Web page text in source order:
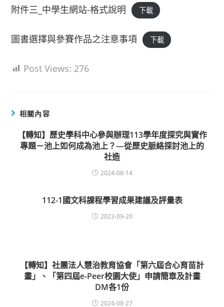
附件三_中學生網站-格式說明 下載
圖書選擇與參賽作品之注意事項 下載
Post Views: 276
相關內容
【轉知】歷史學科中心參與辦理113學年度探究與實作
專題－池上如何成為池上？—從歷史脈絡探討池上的
社造
2024-08-14
112-1國文科課程學習成果建議及評量表
2023-09-20
【轉知】社團法人慧治教育協會「第六屆合心育苗計
畫」、「第四屆e-Peer校園大使」申請簡章及計畫
DM各1份
2024-08-27